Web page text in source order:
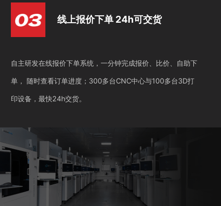
线上报价下单 24h可交货
自主研发在线报价下单系统，一分钟完成报价、比价、自助下
单， 随时查看订单进度；300多台CNC中心与100多台3D打
印设备，最快24h交货。